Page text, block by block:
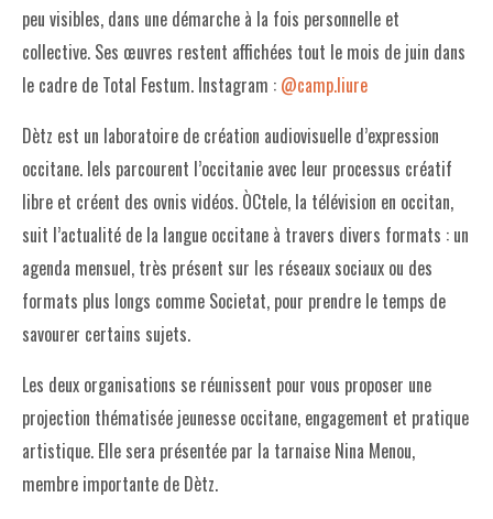
peu visibles, dans une démarche à la fois personnelle et
collective. Ses œuvres restent affichées tout le mois de juin dans
le cadre de Total Festum. Instagram : @camp.liure
Dètz est un laboratoire de création audiovisuelle d’expression
occitane. Iels parcourent l’occitanie avec leur processus créatif
libre et créent des ovnis vidéos. ÒCtele, la télévision en occitan,
suit l’actualité de la langue occitane à travers divers formats : un
agenda mensuel, très présent sur les réseaux sociaux ou des
formats plus longs comme Societat, pour prendre le temps de
savourer certains sujets.
Les deux organisations se réunissent pour vous proposer une
projection thématisée jeunesse occitane, engagement et pratique
artistique. Elle sera présentée par la tarnaise Nina Menou,
membre importante de Dètz.